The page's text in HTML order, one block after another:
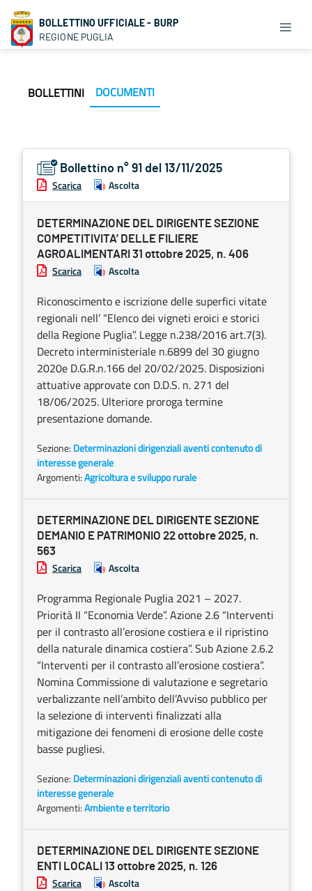
BOLLETTINO UFFICIALE - BURP
REGIONE PUGLIA
BOLLETTINI DOCUMENTI
Bollettino n° 91 del 13/11/2025
Scarica Ascolta
DETERMINAZIONE DEL DIRIGENTE SEZIONE
COMPETITIVITA’ DELLE FILIERE
AGROALIMENTARI 31 ottobre 2025, n. 406
Scarica Ascolta
Riconoscimento e iscrizione delle superfici vitate
regionali nell’ “Elenco dei vigneti eroici e storici
della Regione Puglia”. Legge n.238/2016 art.7(3).
Decreto interministeriale n.6899 del 30 giugno
2020e D.G.R.n.166 del 20/02/2025. Disposizioni
attuative approvate con D.D.S. n. 271 del
18/06/2025. Ulteriore proroga termine
presentazione domande.
Sezione: Determinazioni dirigenziali aventi contenuto di
interesse generale
Argomenti:Agricoltura e sviluppo rurale
DETERMINAZIONE DEL DIRIGENTE SEZIONE
DEMANIO E PATRIMONIO 22 ottobre 2025, n.
563
Scarica Ascolta
Programma Regionale Puglia 2021 – 2027.
Priorità II “Economia Verde”. Azione 2.6 “Interventi
per il contrasto all’erosione costiera e il ripristino
della naturale dinamica costiera”. Sub Azione 2.6.2
“Interventi per il contrasto all’erosione costiera”.
Nomina Commissione di valutazione e segretario
verbalizzante nell’ambito dell’Avviso pubblico per
la selezione di interventi finalizzati alla
mitigazione dei fenomeni di erosione delle coste
basse pugliesi.
Sezione: Determinazioni dirigenziali aventi contenuto di
interesse generale
Argomenti:Ambiente e territorio
DETERMINAZIONE DEL DIRIGENTE SEZIONE
ENTI LOCALI 13 ottobre 2025, n. 126
Scarica Ascolta